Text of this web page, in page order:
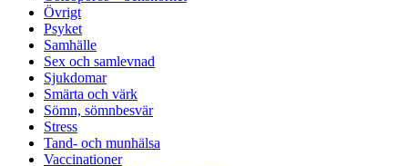
Övrigt
Psyket
Samhälle
Sex och samlevnad
Sjukdomar
Smärta och värk
Sömn, sömnbesvär
Stress
Tand- och munhälsa
Vaccinationer